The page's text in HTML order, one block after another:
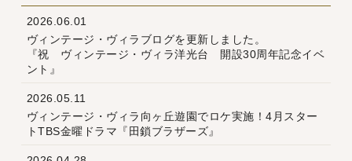
2026.06.01
ヴィンテージ・ヴィラブログを更新しました。
『祝 ヴィンテージ・ヴィラ洋光台 開設30周年記念イベ
ント』
2026.05.11
ヴィンテージ・ヴィラ向ヶ丘遊園でロケ実施！4月スター
トTBS金曜ドラマ『田鎖ブラザーズ』